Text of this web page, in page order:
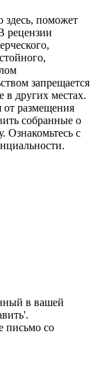
здесь, поможет
рецензии
запрещается
в других местах.
от размещения
собранные о
Ознакомьтесь с
в вашей
письмо со